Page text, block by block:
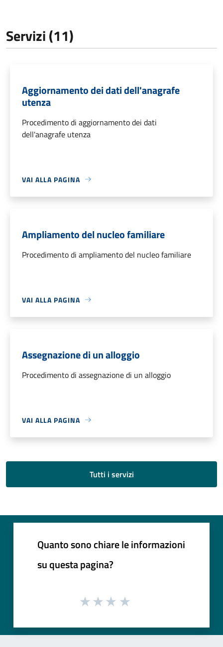
Servizi (11)
Aggiornamento dei dati dell'anagrafe
utenza
Procedimento di aggiornamento dei dati
dell'anagrafe utenza
VAI ALLA PAGINA
Ampliamento del nucleo familiare
Procedimento di ampliamento del nucleo familiare
VAI ALLA PAGINA
Assegnazione di un alloggio
Procedimento di assegnazione di un alloggio
VAI ALLA PAGINA
Tutti i servizi
Quanto sono chiare le informazioni
su questa pagina?